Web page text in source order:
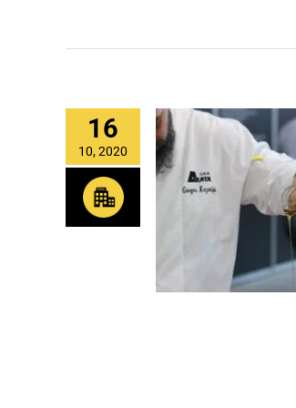
16
10, 2020